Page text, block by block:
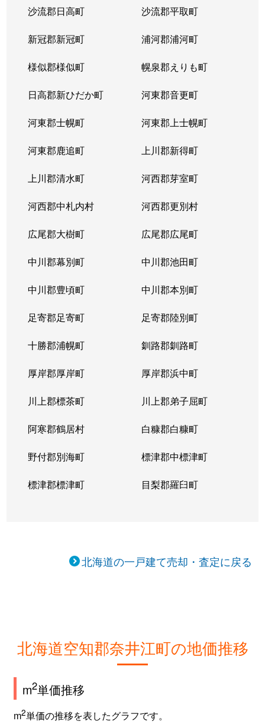
沙流郡日高町 沙流郡平取町
新冠郡新冠町 浦河郡浦河町
様似郡様似町 幌泉郡えりも町
日高郡新ひだか町 河東郡音更町
河東郡士幌町 河東郡上士幌町
河東郡鹿追町 上川郡新得町
上川郡清水町 河西郡芽室町
河西郡中札内村 河西郡更別村
広尾郡大樹町 広尾郡広尾町
中川郡幕別町 中川郡池田町
中川郡豊頃町 中川郡本別町
足寄郡足寄町 足寄郡陸別町
十勝郡浦幌町 釧路郡釧路町
厚岸郡厚岸町 厚岸郡浜中町
川上郡標茶町 川上郡弟子屈町
阿寒郡鶴居村 白糠郡白糠町
野付郡別海町 標津郡中標津町
標津郡標津町 目梨郡羅臼町
北海道の一戸建て売却・査定に戻る
北海道空知郡奈井江町の地価推移
m2単価推移
m2単価の推移を表したグラフです。